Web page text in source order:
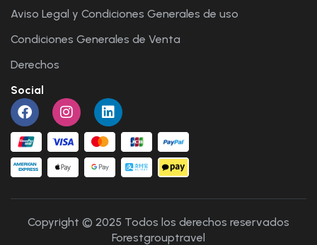
Aviso Legal y Condiciones Generales de uso
Condiciones Generales de Venta
Derechos
Social
Copyright © 2025 Todos los derechos reservados
Forestgrouptravel